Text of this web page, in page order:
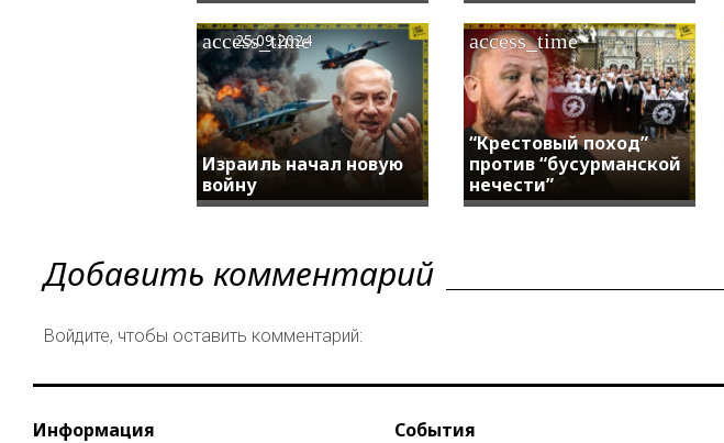
Израиль начал новую
войну
access_time
25.09.2024
“Крестовый поход”
против “бусурманской
нечести”
access_time
Добавить комментарий
Войдите, чтобы оставить комментарий:
Информация События